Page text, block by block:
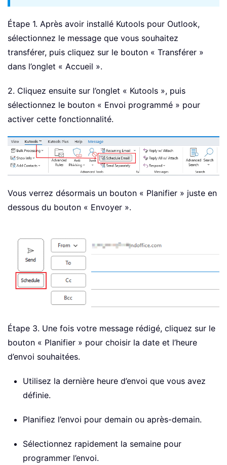
Étape 1. Après avoir installé Kutools pour Outlook,
sélectionnez le message que vous souhaitez
transférer, puis cliquez sur le bouton « Transférer »
dans l’onglet « Accueil ».
2. Cliquez ensuite sur l’onglet « Kutools », puis
sélectionnez le bouton « Envoi programmé » pour
activer cette fonctionnalité.
Vous verrez désormais un bouton « Planifier » juste en
dessous du bouton « Envoyer ».
Étape 3. Une fois votre message rédigé, cliquez sur le
bouton « Planifier » pour choisir la date et l’heure
d’envoi souhaitées.
Utilisez la dernière heure d’envoi que vous avez
définie.
Planifiez l’envoi pour demain ou après-demain.
Sélectionnez rapidement la semaine pour
programmer l’envoi.